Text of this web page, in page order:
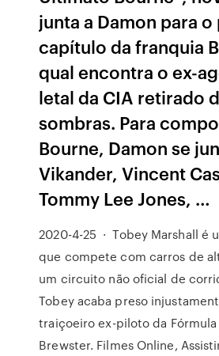
junta a Damon para
capítulo da franquia
qual encontra o ex-
letal da CIA retirado
sombras. Para
Bourne, Damon se
Vikander, Vincent
Tommy Lee Jones, …
2020-4-25 · Tobey Marshall é
que compete com carros de
um circuito não oficial de
Tobey acaba preso
traiçoeiro ex-piloto da Fórmula
Brewster. Filmes Online,